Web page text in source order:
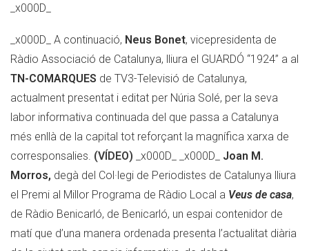
_x000D_
_x000D_ A continuació, Neus Bonet, vicepresidenta de
Ràdio Associació de Catalunya, lliura el GUARDÓ “1924” a al
TN-COMARQUES de TV3-Televisió de Catalunya,
actualment presentat i editat per Núria Solé, per la seva
labor informativa continuada del que passa a Catalunya
més enllà de la capital tot reforçant la magnífica xarxa de
corresponsalies. (VÍDEO) _x000D_ _x000D_ Joan M.
Morros, degà del Col·legi de Periodistes de Catalunya lliura
el Premi al Millor Programa de Ràdio Local a Veus de casa,
de Ràdio Benicarló, de Benicarló, un espai contenidor de
matí que d’una manera ordenada presenta l’actualitat diària